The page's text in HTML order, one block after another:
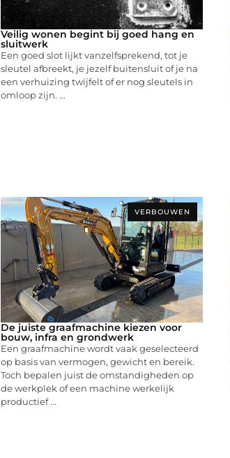
Veilig wonen begint bij goed hang en
sluitwerk
Een goed slot lijkt vanzelfsprekend, tot je
sleutel afbreekt, je jezelf buitensluit of je na
een verhuizing twijfelt of er nog sleutels in
omloop zijn. ...
VERBOUWEN
De juiste graafmachine kiezen voor
bouw, infra en grondwerk
Een graafmachine wordt vaak geselecteerd
op basis van vermogen, gewicht en bereik.
Toch bepalen juist de omstandigheden op
de werkplek of een machine werkelijk
productief ...